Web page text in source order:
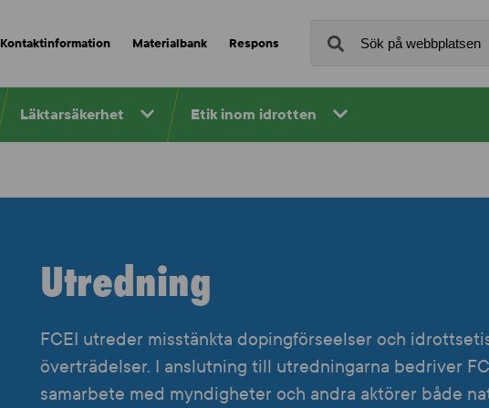
Kontaktinformation Materialbank Respons
Läktarsäkerhet Etik inom idrotten
Utredning
FCEI utreder misstänkta dopingförseelser och
överträdelser. I anslutning till utredningarna bedriver
samarbete med myndigheter och andra aktörer både